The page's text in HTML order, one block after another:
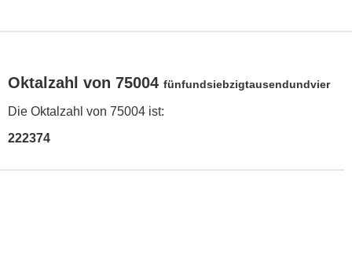
Oktalzahl von 75004 fünfundsiebzigtausendundvier
Die Oktalzahl von 75004 ist:
222374